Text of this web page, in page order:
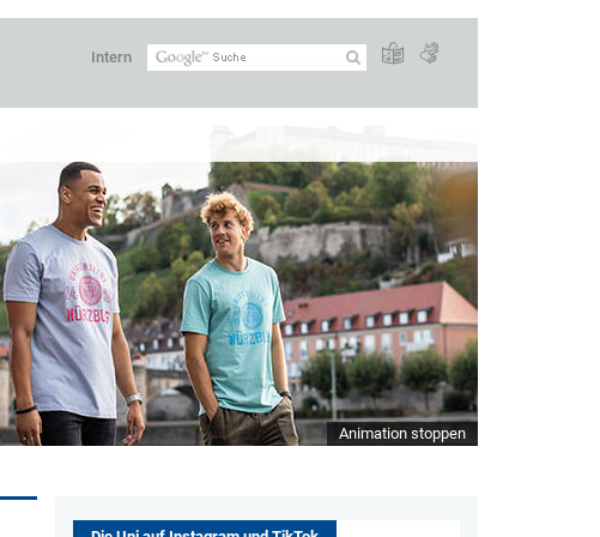
Intern
Animation stoppen